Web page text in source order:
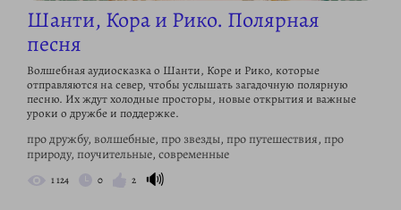
Шанти, Кора и Рико. Полярная
песня
Волшебная аудиосказка о Шанти, Коре и Рико, которые
отправляются на север, чтобы услышать загадочную полярную
песню. Их ждут холодные просторы, новые открытия и важные
уроки о дружбе и поддержке.
про дружбу, волшебные, про звезды, про путешествия, про
природу, поучительные, современные
1 124 0 2 🔊